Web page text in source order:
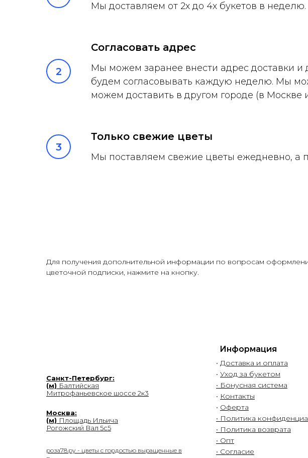
Мы доставляем от 2х до 4х букетов в
Согласовать адрес
Мы можем заранее внести адрес доставки и
будем согласовывать каждую неделю. Мы
можем доставить в другом городе (в Москве
Только свежие цветы
Мы поставляем свежие цветы ежедневно, а
Для получения дополнительной информации по вопросам
цветочной подписки, нажмите на кнопку.
Информация
• Доставка и оплата
• Уход за букетом
• Бонусная система
• Контакты
• Оферта
• Политика
• Политика возврата
• Опт
• Согласие
Санкт-Петербург:
(м) Балтийская
Митрофаньевское шоссе 2к3
роза78.ру - цветы с гордостью выращенные в
Москва:
(м) Площадь Ильича
Рогожский Вал 5с5